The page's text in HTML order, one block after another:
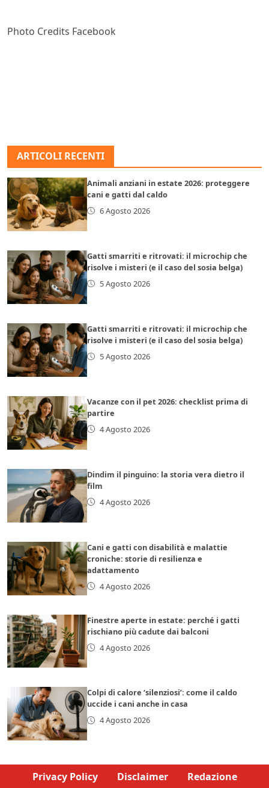
Photo Credits Facebook
ARTICOLI RECENTI
Animali anziani in estate 2026: proteggere
cani e gatti dal caldo
6 Agosto 2026
Gatti smarriti e ritrovati: il microchip che
risolve i misteri (e il caso del sosia belga)
5 Agosto 2026
Gatti smarriti e ritrovati: il microchip che
risolve i misteri (e il caso del sosia belga)
5 Agosto 2026
Vacanze con il pet 2026: checklist prima di
partire
4 Agosto 2026
Dindim il pinguino: la storia vera dietro il
film
4 Agosto 2026
Cani e gatti con disabilità e malattie
croniche: storie di resilienza e
adattamento
4 Agosto 2026
Finestre aperte in estate: perché i gatti
rischiano più cadute dai balconi
4 Agosto 2026
Colpi di calore ‘silenziosi’: come il caldo
uccide i cani anche in casa
4 Agosto 2026
Privacy Policy Disclaimer Redazione